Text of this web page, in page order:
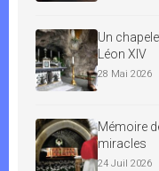
Un
Léon XIV
28 Mai 2026
Mémoire
miracles
24 Juil 2026